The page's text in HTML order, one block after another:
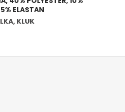
ELASTAN
, KLUK